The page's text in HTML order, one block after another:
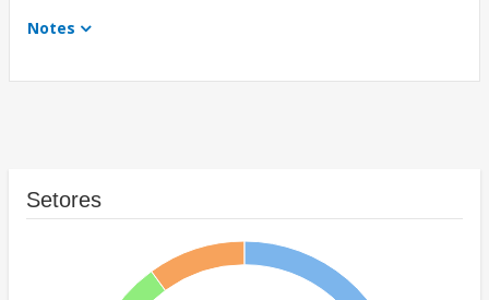
Notes
Setores